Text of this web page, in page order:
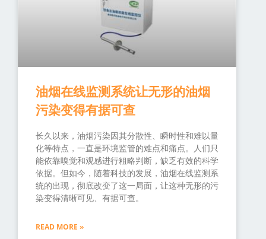
油烟在线监测系统让无形的油烟
污染变得有据可查
长久以来，油烟污染因其分散性、瞬时性和难以量
化等特点，一直是环境监管的难点和痛点。人们只
能依靠嗅觉和观感进行粗略判断，缺乏有效的科学
依据。但如今，随着科技的发展，油烟在线监测系
统的出现，彻底改变了这一局面，让这种无形的污
染变得清晰可见、有据可查。
READ MORE »